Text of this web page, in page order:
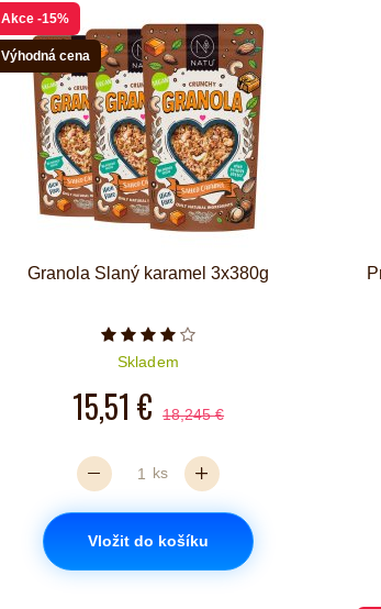
Akce -15%
Výhodná cena
Granola Slaný karamel 3x380g
Počet hvězdiček je 4 z 5
Skladem
15,51 € 18,245 €
ks
Vložit do košíku